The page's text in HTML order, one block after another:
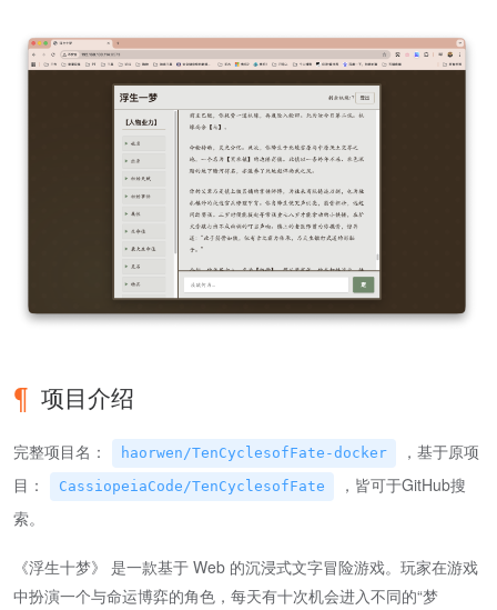
项目介绍
完整项目名： haorwen/TenCyclesofFate-docker
，基于原项
目：
CassiopeiaCode/TenCyclesofFate
，皆可于GitHub搜
索。
《浮生十梦》 是一款基于 Web 的沉浸式文字冒险游戏。玩家在游戏
中扮演一个与命运博弈的角色，每天有十次机会进入不同的“梦